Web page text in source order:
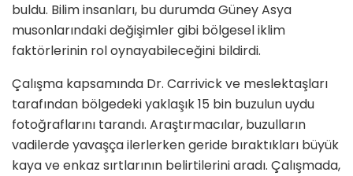
buldu. Bilim insanları, bu durumda Güney Asya
musonlarındaki değişimler gibi bölgesel iklim
faktörlerinin rol oynayabileceğini bildirdi.
Çalışma kapsamında Dr. Carrivick ve meslektaşları
tarafından bölgedeki yaklaşık 15 bin buzulun uydu
fotoğraflarını tarandı. Araştırmacılar, buzulların
vadilerde yavaşça ilerlerken geride bıraktıkları büyük
kaya ve enkaz sırtlarının belirtilerini aradı. Çalışmada,